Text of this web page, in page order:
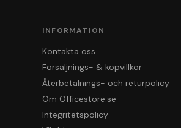
INFORMATION
Kontakta oss
Försäljnings- & köpvillkor
Återbetalnings- och returpolicy
Om Officestore.se
Integritetspolicy